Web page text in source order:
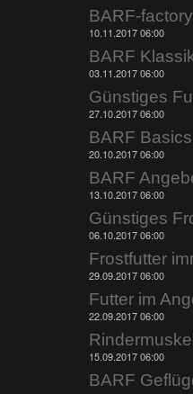
10.11.2017 06:00
BARF
03.11.2017 06:00
27.10.2017 06:00
20.10.2017 06:00
BARF
13.10.2017 06:00
06.10.2017 06:00
Frostfutter
29.09.2017 06:00
22.09.2017 06:00
15.09.2017 06:00
BARF